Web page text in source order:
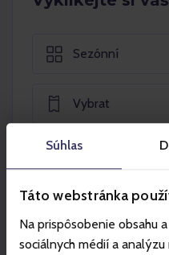
Súhlas
Táto webstránka
Na prispôsobenie obsahu
sociálnych médií a
Sezónní
Vybrat
Vybrat
Vložit do košíku